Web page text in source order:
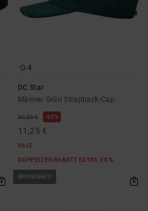
4
DC Star
Männer Grün Strapback-Cap
30,00 € 63%
11,25 €
SALE
DOPPELTER RABATT EXTRA 25 %
BRANDNEU